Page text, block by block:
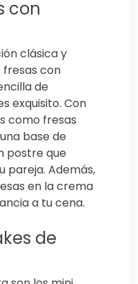
con
clásica y
con
de
exquisito. Con
como fresas
base de
postre que
pareja. Además,
en la crema
a tu cena.
de